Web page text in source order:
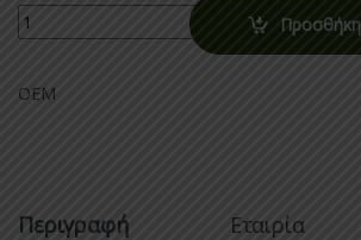
Quantity
OEM
Περιγραφή Εταιρία